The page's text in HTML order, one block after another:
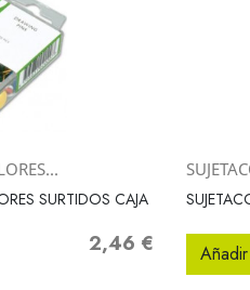
SURTIDOS CAJA
Precio
2,46 €